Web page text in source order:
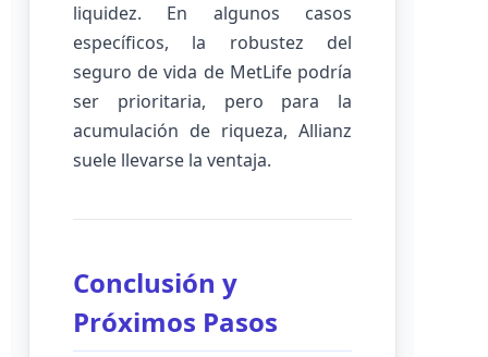
liquidez. En algunos casos
específicos, la robustez del
seguro de vida de MetLife podría
ser prioritaria, pero para la
acumulación de riqueza, Allianz
suele llevarse la ventaja.
Conclusión y
Próximos Pasos